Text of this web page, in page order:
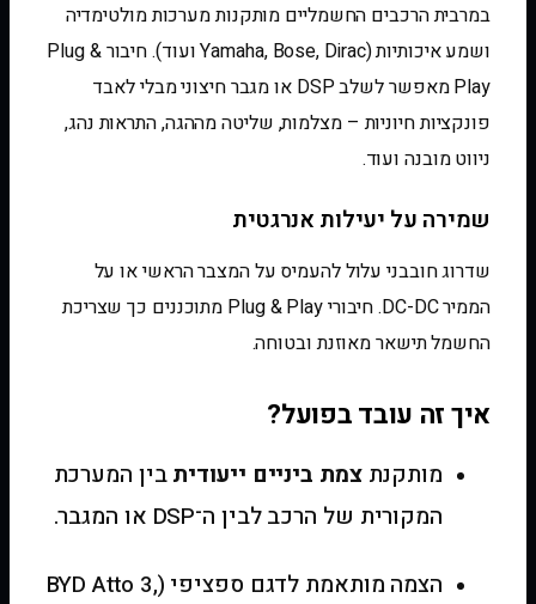
במרבית הרכבים החשמליים מותקנות מערכות מולטימדיה
ושמע איכותיות (Yamaha, Bose, Dirac ועוד). חיבור Plug &
Play מאפשר לשלב DSP או מגבר חיצוני מבלי לאבד
פונקציות חיוניות – מצלמות, שליטה מההגה, התראות נהג,
ניווט מובנה ועוד.
שמירה על יעילות אנרגטית
שדרוג חובבני עלול להעמיס על המצבר הראשי או על
הממיר DC-DC. חיבורי Plug & Play מתוכננים כך שצריכת
החשמל תישאר מאוזנת ובטוחה.
איך זה עובד בפועל?
מותקנתצמת ביניים ייעודיתבין המערכת
המקורית של הרכב לבין ה־DSP או המגבר.
הצמה מותאמת לדגם ספציפי (BYD Atto 3,